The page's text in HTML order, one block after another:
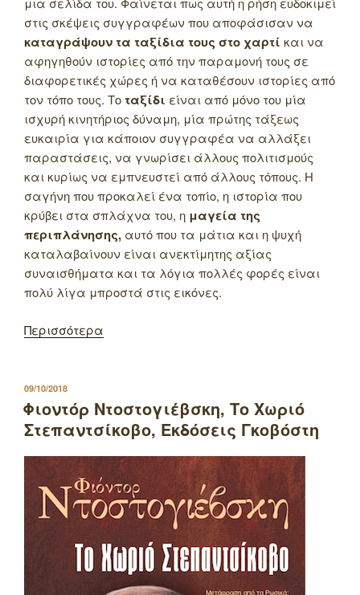
στις σκέψεις συγγραφέων που αποφάσισαν να
καταγράψουν τα ταξίδια τους στο χαρτί και να
αφηγηθούν ιστορίες από την παραμονή τους σε
διαφορετικές χώρες ή να καταθέσουν ιστορίες από
τον τόπο τους. Το ταξίδι είναι από μόνο του μία
ισχυρή κινητήριος δύναμη, μία πρώτης τάξεως
ευκαιρία για κάποιον συγγραφέα να αλλάξει
παραστάσεις, να γνωρίσει άλλους πολιτισμούς
και κυρίως να εμπνευστεί από άλλους τόπους. Η
σαγήνη που προκαλεί ένα τοπίο, η ιστορία που
κρύβει στα σπλάχνα του, η μαγεία της
περιπλάνησης, αυτό που τα μάτια και η ψυχή
καταλαβαίνουν είναι ανεκτίμητης αξίας
συναισθήματα και τα λόγια πολλές φορές είναι
πολύ λίγα μπροστά στις εικόνες.
Περισσότερα
ΔΗΜΟΣΙΕΥΤΗΚΕ
ΣΤΙΣ
09/10/2018
Φιοντόρ Ντοστογιέβσκη, Το Χωριό
Στεπαντσίκοβο, Εκδόσεις Γκοβόστη